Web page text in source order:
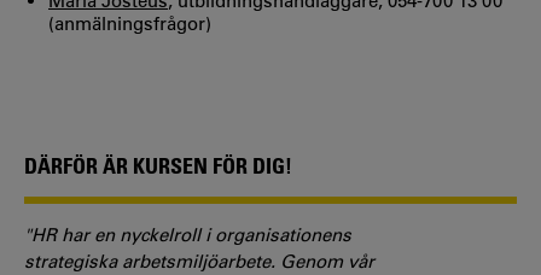
(anmälningsfrågor)
DÄRFÖR ÄR KURSEN FÖR DIG!
"HR har en nyckelroll i organisationens
strategiska arbetsmiljöarbete. Genom vår